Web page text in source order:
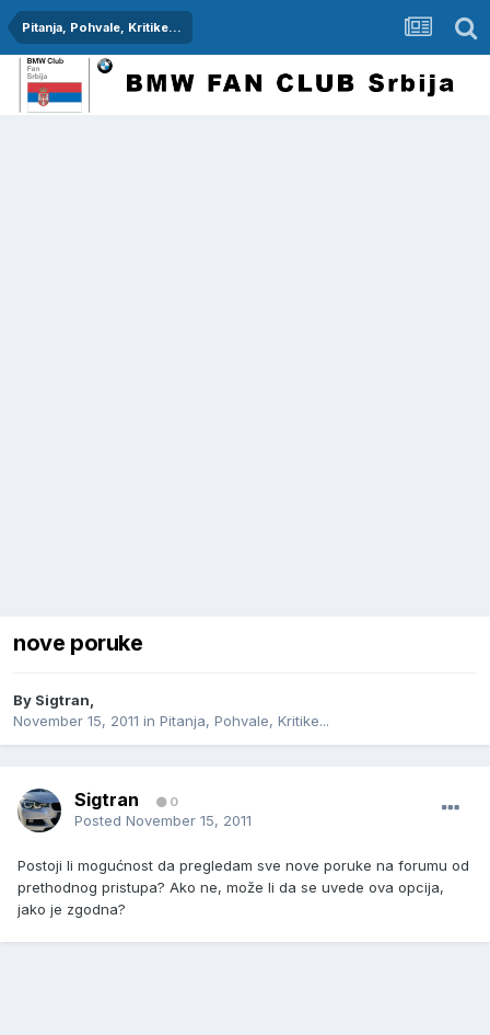
Pitanja, Pohvale, Kritike...
nove poruke
By Sigtran,
November 15, 2011 in Pitanja, Pohvale, Kritike...
Sigtran 0
Posted November 15, 2011
Postoji li mogućnost da pregledam sve nove poruke na forumu od
prethodnog pristupa? Ako ne, može li da se uvede ova opcija,
jako je zgodna?